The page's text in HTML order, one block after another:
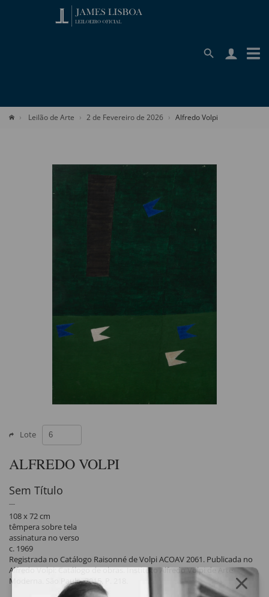
Leilão de Arte 2 de Fevereiro de 2026 Alfredo Volpi
Lote
ALFREDO VOLPI
Sem Título
108 x 72 cm
têmpera sobre tela
assinatura no verso
c. 1969
Registrada no Catálogo Raisonné de Volpi ACOAV 2061. Publicada no
Alfredo Volpi: Catálogo de obras. Instituto Alfredo Volpi de Arte
Moderna. São Paulo, 2015. P. 218.